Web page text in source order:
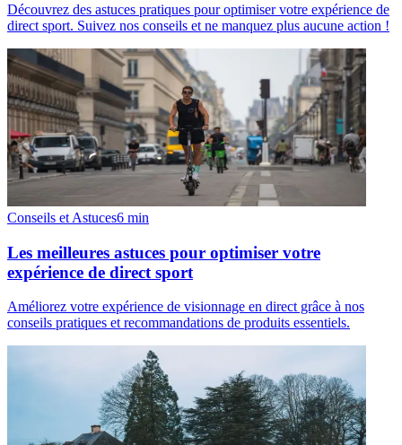
Découvrez des astuces pratiques pour optimiser votre expérience de
direct sport. Suivez nos conseils et ne manquez plus aucune action !
Conseils et Astuces6 min
Les meilleures astuces pour optimiser votre
expérience de direct sport
Améliorez votre expérience de visionnage en direct grâce à nos
conseils pratiques et recommandations de produits essentiels.